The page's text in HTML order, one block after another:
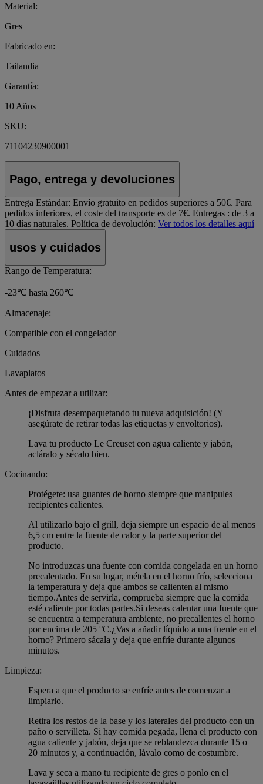
Material:
Gres
Fabricado en:
Tailandia
Garantía:
10 Años
SKU:
71104230900001
Pago, entrega y devoluciones
Entrega Estándar: Envío gratuito en pedidos superiores a 50€. Para
pedidos inferiores, el coste del transporte es de 7€. Entregas : de 3 a
10 días naturales. Política de devolución: Ver todos los detalles aquí
usos y cuidados
Rango de Temperatura:
-23℃ hasta 260℃
Almacenaje:
Compatible con el congelador
Cuidados
Lavaplatos
Antes de empezar a utilizar:
¡Disfruta desempaquetando tu nueva adquisición! (Y
asegúrate de retirar todas las etiquetas y envoltorios).
Lava tu producto Le Creuset con agua caliente y jabón,
acláralo y sécalo bien.
Cocinando:
Protégete: usa guantes de horno siempre que manipules
recipientes calientes.
Al utilizarlo bajo el grill, deja siempre un espacio de al menos
6,5 cm entre la fuente de calor y la parte superior del
producto.
No introduzcas una fuente con comida congelada en un horno
precalentado. En su lugar, métela en el horno frío, selecciona
la temperatura y deja que ambos se calienten al mismo
tiempo.Antes de servirla, comprueba siempre que la comida
esté caliente por todas partes.Si deseas calentar una fuente que
se encuentra a temperatura ambiente, no precalientes el horno
por encima de 205 °C.¿Vas a añadir líquido a una fuente en el
horno? Primero sácala y deja que enfríe durante algunos
minutos.
Limpieza:
Espera a que el producto se enfríe antes de comenzar a
limpiarlo.
Retira los restos de la base y los laterales del producto con un
paño o servilleta. Si hay comida pegada, llena el producto con
agua caliente y jabón, deja que se reblandezca durante 15 o
20 minutos y, a continuación, lávalo como de costumbre.
Lava y seca a mano tu recipiente de gres o ponlo en el